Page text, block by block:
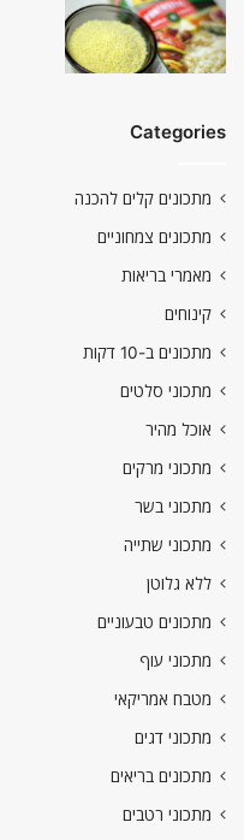
Categories
מתכונים קלים להכנה
מתכונים צמחוניים
מאמרי בריאות
קינוחים
מתכונים ב-10 דקות
מתכוני סלטים
אוכל מהיר
מתכוני מרקים
מתכוני בשר
מתכוני שתייה
ללא גלוטן
מתכונים טבעוניים
מתכוני עוף
מטבח אמריקאי
מתכוני דגים
מתכונים בריאים
מתכוני רטבים